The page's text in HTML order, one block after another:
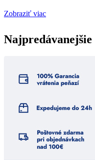
Zobraziť viac
Najpredávanejšie